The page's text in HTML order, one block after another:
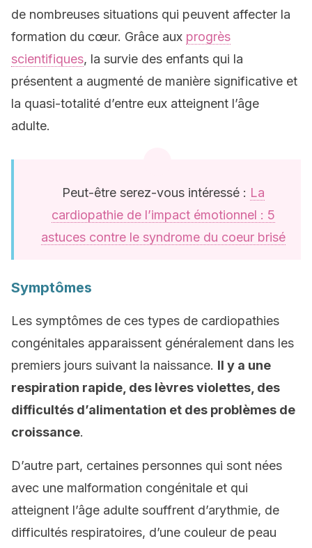
de nombreuses situations qui peuvent affecter la
formation du cœur. Grâce aux progrès
scientifiques, la survie des enfants qui la
présentent a augmenté de manière significative et
la quasi-totalité d’entre eux atteignent l’âge
adulte.
Peut-être serez-vous intéressé : La
cardiopathie de l’impact émotionnel : 5
astuces contre le syndrome du coeur brisé
Symptômes
Les symptômes de ces types de cardiopathies
congénitales apparaissent généralement dans les
premiers jours suivant la naissance. Il y a une
respiration rapide, des lèvres violettes, des
difficultés d’alimentation et des problèmes de
croissance.
D’autre part, certaines personnes qui sont nées
avec une malformation congénitale et qui
atteignent l’âge adulte souffrent d’arythmie, de
difficultés respiratoires, d’une couleur de peau